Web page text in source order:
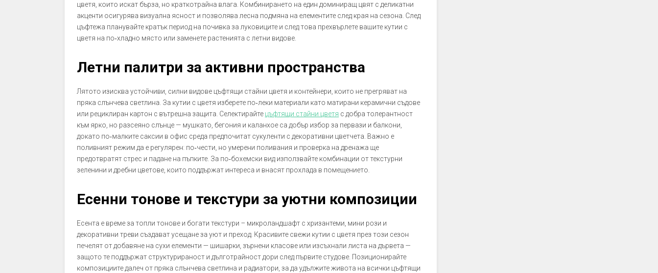
цветя, които искат бърза, но краткотрайна влага. Комбинирането на един доминиращ цвят с деликатни
акценти осигурява визуална ясност и позволява лесна подмяна на елементите след края на сезона. След
цъфтежа планувайте кратък период на почивка за луковиците и след това прехвърлете вашите кутии с
цветя на по‑хладно място или заменете растенията с летни видове.
Летни палитри за активни пространства
Лятото изисква устойчиви, силни видове цъфтящи стайни цветя и контейнери, които не прегряват на
пряка слънчева светлина. За кутии с цветя изберете по‑леки материали като матирани керамични съдове
или рециклиран картон с вътрешна защита. Селектирайте цъфтящи стайни цветя с добра толерантност
към ярко, но разсеяно слънце — мушкато, бегония и каланхое са добър избор за первази и балкони,
докато по‑малките саксии в офис среда предпочитат сукуленти с декоративни цветчета. Важно е
поливният режим да е регулярен: по‑чести, но умерени поливания и проверка на дренажа ще
предотвратят стрес и падане на пъпките. За по‑бохемски вид използвайте комбинации от текстурни
зеленини и дребни цветове, които поддържат интереса и внасят прохлада в помещението.
Есенни тонове и текстури за уютни композиции
Есента е време за топли тонове и богати текстури – микроландшафт с хризантеми, мини рози и
декоративни треви създават усещане за уют и преход. Красивите свежи кутии с цветя през този сезон
печелят от добавяне на сухи елементи — шишарки, зърнени класове или изсъхнали листа на дървета —
защото те поддържат структурираност и дълготрайност дори след първите студове. Позиционирайте
композициите далеч от пряка слънчева светлина и радиатори, за да удължите живота на всички цъфтящи